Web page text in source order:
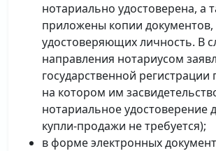
нотариально удостоверена, а
приложены копии документов,
удостоверяющих личность. В
направления нотариусом
государственной регистрации
на котором им
нотариальное удостоверение
купли-продажи не требуется);
в форме электронных